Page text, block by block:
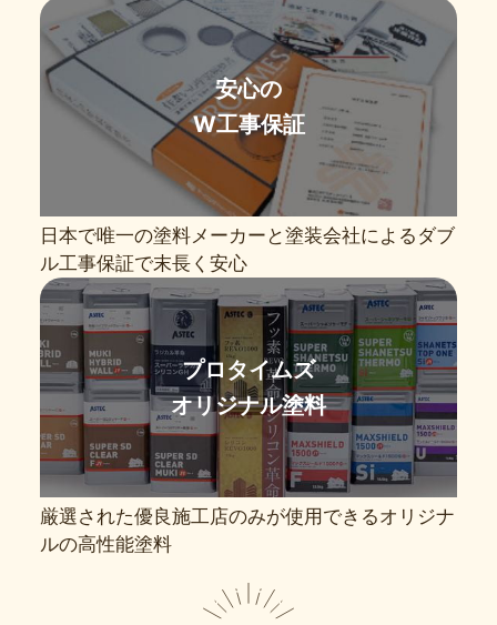
安心の
W工事保証
日本で唯一の塗料メーカーと塗装会社によるダブ
ル工事保証で末長く安心
プロタイムズ
オリジナル塗料
厳選された優良施工店のみが使用できるオリジナ
ルの高性能塗料